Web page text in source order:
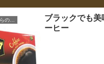
ココグローブからのお知らせ
ブラックでも美
ーヒー